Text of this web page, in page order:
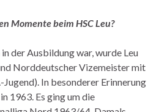
Momente beim HSC Leu?
der Ausbildung war, wurde Leu
Norddeutscher Vizemeister mit
In besonderer Erinnerung
1963. Es ging um die